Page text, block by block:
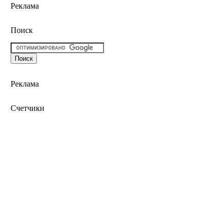
Реклама
Поиск
Реклама
Счетчики